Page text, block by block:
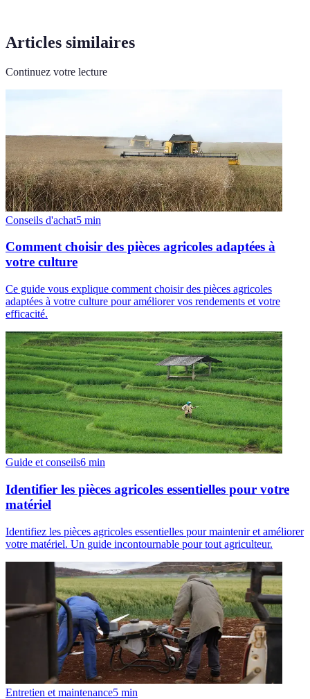
Articles similaires
Continuez votre lecture
Conseils d'achat5 min
Comment choisir des pièces agricoles adaptées à
votre culture
Ce guide vous explique comment choisir des pièces agricoles
adaptées à votre culture pour améliorer vos rendements et votre
efficacité.
Guide et conseils6 min
Identifier les pièces agricoles essentielles pour votre
matériel
Identifiez les pièces agricoles essentielles pour maintenir et améliorer
votre matériel. Un guide incontournable pour tout agriculteur.
Entretien et maintenance5 min